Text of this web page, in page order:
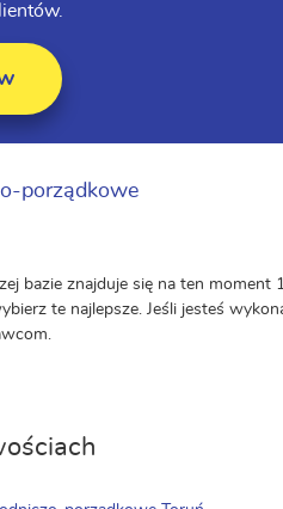
porządkowe
bazie znajduje się na ten moment
te najlepsze. Jeśli jesteś